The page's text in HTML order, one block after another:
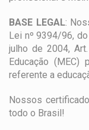
BASE LEGAL:
Lei nº 9394/96,
julho de 2004,
Educação (MEC)
referente a
Nossos
todo o Brasil!